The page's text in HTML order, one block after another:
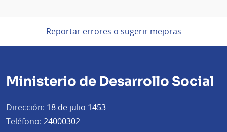
Reportar errores o sugerir mejoras
Ministerio de Desarrollo Social
Dirección: 18 de julio 1453
Teléfono: 24000302